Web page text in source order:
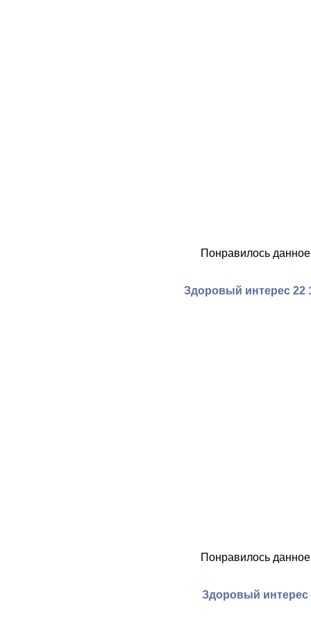
Понравилось
Здоровый интерес 22
Понравилось
Здоровый интерес